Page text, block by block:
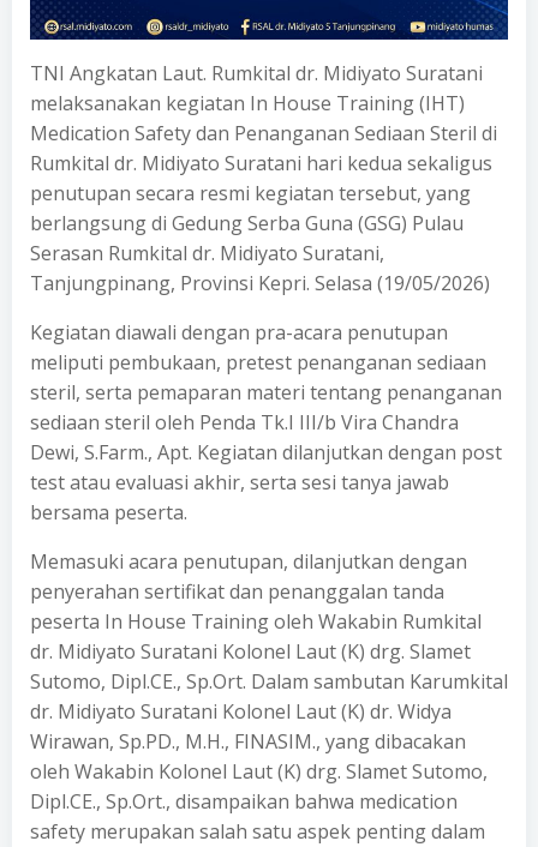
TNI Angkatan Laut. Rumkital dr. Midiyato Suratani
melaksanakan kegiatan In House Training (IHT)
Medication Safety dan Penanganan Sediaan Steril di
Rumkital dr. Midiyato Suratani hari kedua sekaligus
penutupan secara resmi kegiatan tersebut, yang
berlangsung di Gedung Serba Guna (GSG) Pulau
Serasan Rumkital dr. Midiyato Suratani,
Tanjungpinang, Provinsi Kepri. Selasa (19/05/2026)
Kegiatan diawali dengan pra-acara penutupan
meliputi pembukaan, pretest penanganan sediaan
steril, serta pemaparan materi tentang penanganan
sediaan steril oleh Penda Tk.I III/b Vira Chandra
Dewi, S.Farm., Apt. Kegiatan dilanjutkan dengan post
test atau evaluasi akhir, serta sesi tanya jawab
bersama peserta.
Memasuki acara penutupan, dilanjutkan dengan
penyerahan sertifikat dan penanggalan tanda
peserta In House Training oleh Wakabin Rumkital
dr. Midiyato Suratani Kolonel Laut (K) drg. Slamet
Sutomo, Dipl.CE., Sp.Ort. Dalam sambutan Karumkital
dr. Midiyato Suratani Kolonel Laut (K) dr. Widya
Wirawan, Sp.PD., M.H., FINASIM., yang dibacakan
oleh Wakabin Kolonel Laut (K) drg. Slamet Sutomo,
Dipl.CE., Sp.Ort., disampaikan bahwa medication
safety merupakan salah satu aspek penting dalam